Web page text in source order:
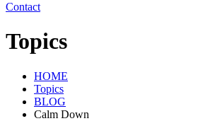
Contact
Topics
HOME
Topics
BLOG
Calm Down